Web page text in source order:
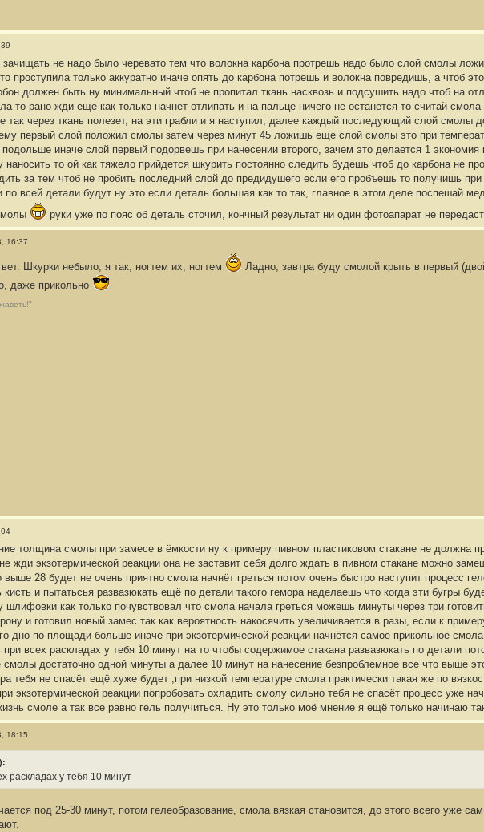
зачищать не надо было черевато тем что волокна карбона протрешь надо было слой смолы
проступила только аккуратно иначе опять до карбона потрешь и волокна повредишь, а чтоб
должен быть ну минимальный чтоб не пропитал ткань насквозь и подсушить надо чтоб на
то рано жди еще как только начнет отлипать и на пальце ничего не останется то считай смола
так через ткань полезет, на эти грабли и я наступил, далее каждый последующий слой смолы
первый слой положил смолы затем через минут 45 ложишь еще слой смолы это при
иначе слой первый подорвешь при нанесении второго, зачем это делается 1
то ой как тяжело прийдется шкурить постоянно следить будешь чтоб до карбона не
за тем чтоб не пробить последний слой до предидушего если его пробъешь то получишь при
по всей детали будут ну это если деталь большая как то так, главное в этом деле поспешай
руки уже по пояс об деталь сточил, кончный результат ни один фотоапарат не передаст
16:37
Шкурки небыло, я так, ногтем их, ногтем
Ладно, завтра буду смолой крыть в первый
даже прикольно
толщина смолы при замесе в ёмкости ну к примеру пивном пластиковом стакане не должна
жди экзотермической реакции она не заставит себя долго ждать в пивном стакане можно
выше 28 будет не очень приятно смола начнёт греться потом очень быстро наступит процесс
и пытатьсья развазюкать ещё по детали такого гемора наделаешь что когда эти бугры
шлифовки как только почувствовал что смола начала греться можешь минуты через три
и готовил новый замес так как вероятность накосячить увеличивается в разы, если к
дно по площади больше иначе при экзотермической реакции начнётся самое прикольное
при всех раскладах у тебя 10 минут на то чтобы содержимое стакана развазюкать по детали
достаточно одной минуты а далее 10 минут на нанесение безпроблемное все что выше
тебя не спасёт ещё хуже будет ,при низкой температуре смола практически такая же по
экзотермической реакции попробовать охладить смолу сильно тебя не спасёт процесс уже
смоле а так все равно гель получиться. Ну это только моё мнение я ещё только начинаю
18:15
раскладах у тебя 10 минут
под 25-30 минут, потом гелеобразование, смола вязкая становится, до этого всего уже